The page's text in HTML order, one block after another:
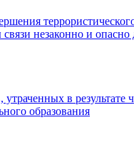
незаконно и опасно
в результате
образования